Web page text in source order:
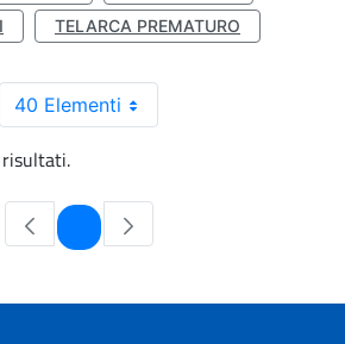
TELARCA PREMATURO
40 Elementi
Pagina